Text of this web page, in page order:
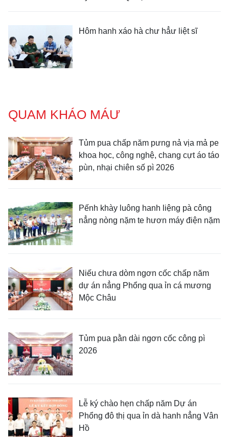
Hôm hanh xáo hà chư hẳư liệt sĩ
QUAM KHÁO MÁƯ
Tủm pua chấp năm pưng nả vịa mả pe
khoa học, công nghệ, chang cựt áo táo
pùn, nhại chiên số pì 2026
Pếnh khày luông hanh liệng pà công
nẳng nòng nặm te hươn máy điện nặm
Niếu chưa dòm ngơn cốc chấp năm
dự án nẳng Phổng qua ỉn cá mương
Mộc Châu
Tủm pua pằn dài ngơn cốc công pì
2026
Lễ ký chào hẹn chấp năm Dự án
Phổng đô thị qua ỉn dà hanh nẳng Vân
Hồ